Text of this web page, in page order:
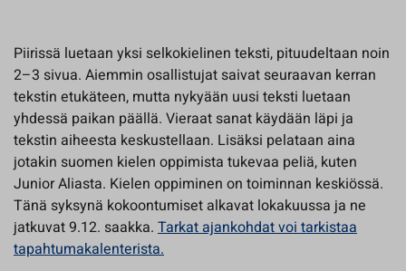
Piirissä luetaan yksi selkokielinen teksti, pituudeltaan noin
2–3 sivua. Aiemmin osallistujat saivat seuraavan kerran
tekstin etukäteen, mutta nykyään uusi teksti luetaan
yhdessä paikan päällä. Vieraat sanat käydään läpi ja
tekstin aiheesta keskustellaan. Lisäksi pelataan aina
jotakin suomen kielen oppimista tukevaa peliä, kuten
Junior Aliasta. Kielen oppiminen on toiminnan keskiössä.
Tänä syksynä kokoontumiset alkavat lokakuussa ja ne
jatkuvat 9.12. saakka. Tarkat ajankohdat voi tarkistaa
tapahtumakalenterista.